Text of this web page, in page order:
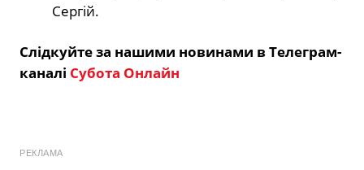
Сергій.
Слідкуйте за нашими новинами в Телеграм-
каналі Субота Онлайн
РЕКЛАМА